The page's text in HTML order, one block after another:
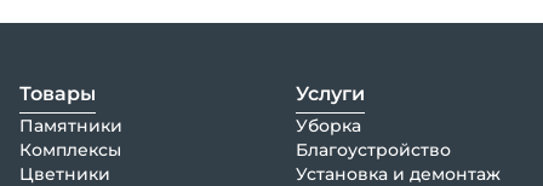
Товары
Памятники
Комплексы
Цветники
Услуги
Уборка
Благоустройство
Установка и демонтаж